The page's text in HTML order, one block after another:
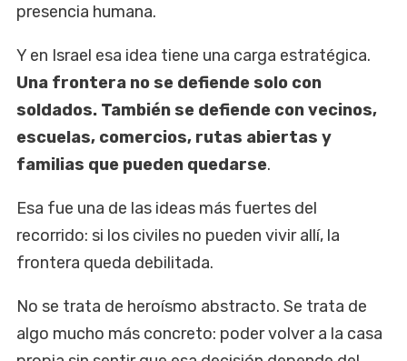
presencia humana.
Y en Israel esa idea tiene una carga estratégica.
Una frontera no se defiende solo con
soldados. También se defiende con vecinos,
escuelas, comercios, rutas abiertas y
familias que pueden quedarse.
Esa fue una de las ideas más fuertes del
recorrido: si los civiles no pueden vivir allí, la
frontera queda debilitada.
No se trata de heroísmo abstracto. Se trata de
algo mucho más concreto: poder volver a la casa